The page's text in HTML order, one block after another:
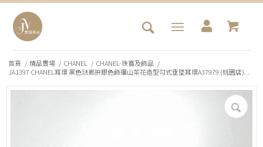
首頁 / 精品賣場 / CHANEL / CHANEL-珠寶及飾品 /
JA1397 CHANEL耳環 黑色琺瑯拚銀色飾邊山茶花造型勾式垂墜耳環A37979 (桃園店)...